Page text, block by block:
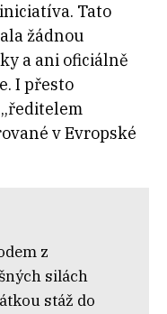
Tato
žádnou
a ani oficiálně
I přesto
v Evropské
z
silách
stáž do